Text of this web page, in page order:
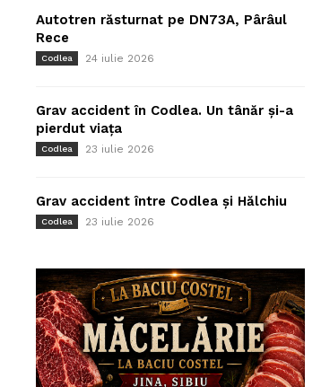
Autotren răsturnat pe DN73A, Pârâul
Rece
Codlea 24 iulie 2026
Grav accident în Codlea. Un tânăr și-a
pierdut viața
Codlea 23 iulie 2026
Grav accident între Codlea și Hălchiu
Codlea 23 iulie 2026